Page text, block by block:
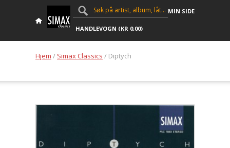
MIN SIDE
HANDLEVOGN (KR 0,00)
Hjem / Simax Classics / Diptych